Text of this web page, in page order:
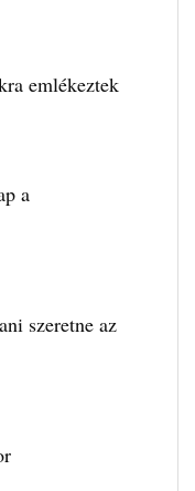
emlékeztek
a
szeretne az